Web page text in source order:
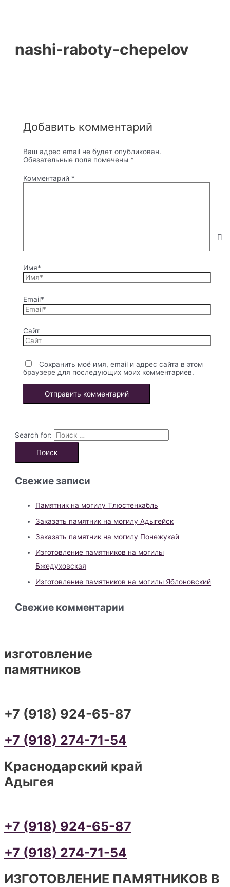
nashi-raboty-chepelov
Добавить комментарий
Ваш адрес email не будет опубликован.
Обязательные поля помечены *
Комментарий *
Имя*
Email*
Сайт
Сохранить моё имя, email и адрес сайта в этом
браузере для последующих моих комментариев.
Search for:
Свежие записи
Памятник на могилу Тлюстенхабль
Заказать памятник на могилу Адыгейск
Заказать памятник на могилу Понежукай
Изготовление памятников на могилы
Бжедуховская
Изготовление памятников на могилы Яблоновский
Свежие комментарии
изготовление
памятников
+7 (918) 924-65-87
+7 (918) 274-71-54
Краснодарский край
Адыгея
+7 (918) 924-65-87
+7 (918) 274-71-54
ИЗГОТОВЛЕНИЕ ПАМЯТНИКОВ В